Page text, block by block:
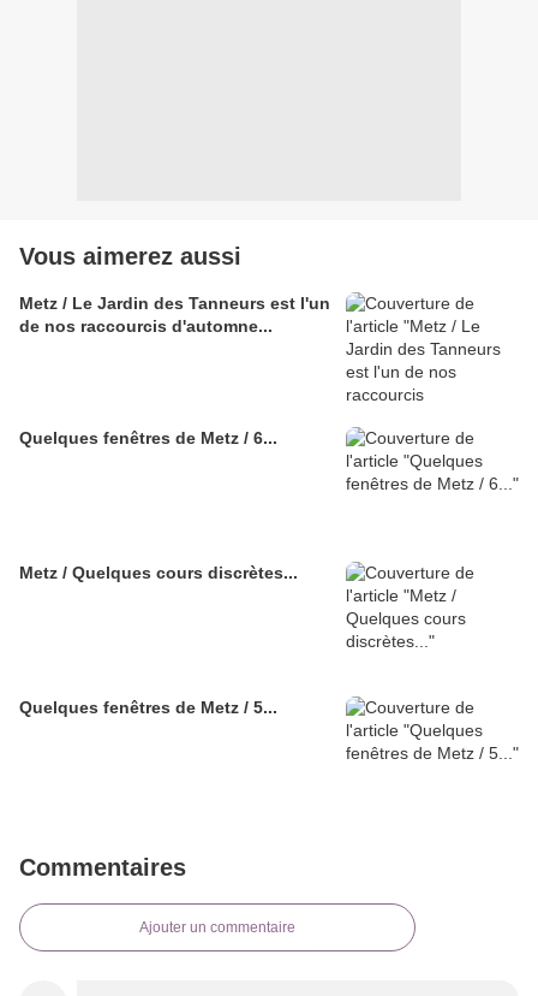
Vous aimerez aussi
Metz / Le Jardin des Tanneurs est l'un
de nos raccourcis d'automne...
Quelques fenêtres de Metz / 6...
Metz / Quelques cours discrètes...
Quelques fenêtres de Metz / 5...
Commentaires
Ajouter un commentaire